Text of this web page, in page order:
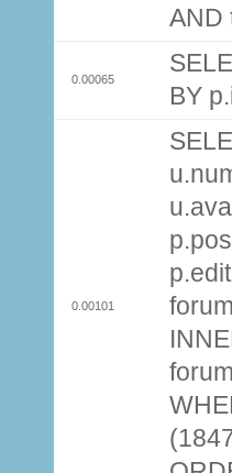
AND
0.00065
BY
0.00101